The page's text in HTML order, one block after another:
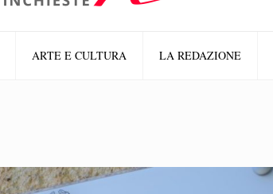
ARTE E CULTURA LA REDAZIONE